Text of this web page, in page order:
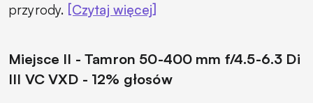
przyrody. [Czytaj więcej]
Miejsce II - Tamron 50-400 mm f/4.5-6.3 Di
III VC VXD - 12% głosów